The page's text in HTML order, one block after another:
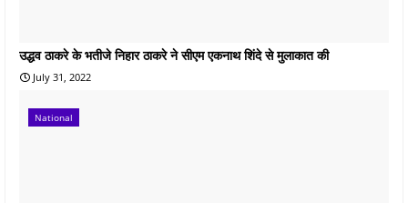
उद्धव ठाकरे के भतीजे निहार ठाकरे ने सीएम एकनाथ शिंदे से मुलाकात की
July 31, 2022
National